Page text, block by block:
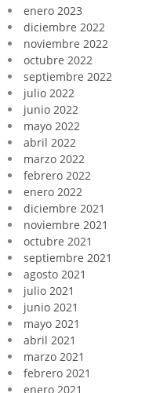
enero 2023
diciembre 2022
noviembre 2022
octubre 2022
septiembre 2022
julio 2022
junio 2022
mayo 2022
abril 2022
marzo 2022
febrero 2022
enero 2022
diciembre 2021
noviembre 2021
octubre 2021
septiembre 2021
agosto 2021
julio 2021
junio 2021
mayo 2021
abril 2021
marzo 2021
febrero 2021
enero 2021